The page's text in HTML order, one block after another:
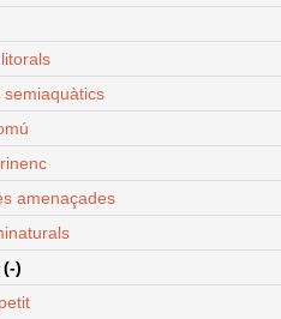
amenaçades
)